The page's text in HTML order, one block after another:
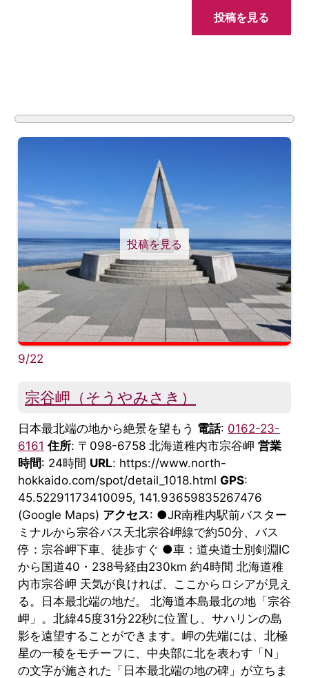
投稿を見る
投稿を見る
9/22
宗谷岬（そうやみさき）
日本最北端の地から絶景を望もう 電話: 0162-23-
6161 住所: 〒098-6758 北海道稚内市宗谷岬 営業
時間: 24時間 URL: https://www.north-
hokkaido.com/spot/detail_1018.html GPS:
45.52291173410095, 141.93659835267476
(Google Maps) アクセス: ●JR南稚内駅前バスター
ミナルから宗谷バス天北宗谷岬線で約50分、バス
停：宗谷岬下車、徒歩すぐ ●車：道央道士別剣淵IC
から国道40・238号経由230km 約4時間 北海道稚
内市宗谷岬 天気が良ければ、ここからロシアが見え
る。日本最北端の地だ。 北海道本島最北の地「宗谷
岬」。北緯45度31分22秒に位置し、サハリンの島
影を遠望することができます。岬の先端には、北極
星の一稜をモチーフに、中央部に北を表わす「N」
の文字が施された「日本最北端の地の碑」が立ちま